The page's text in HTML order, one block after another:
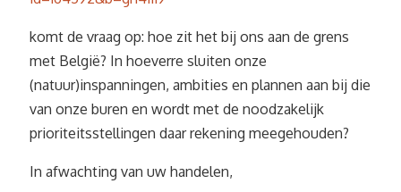
komt de vraag op: hoe zit het bij ons aan de grens
met België? In hoeverre sluiten onze
(natuur)inspanningen, ambities en plannen aan bij die
van onze buren en wordt met de noodzakelijk
prioriteitsstellingen daar rekening meegehouden?
In afwachting van uw handelen,